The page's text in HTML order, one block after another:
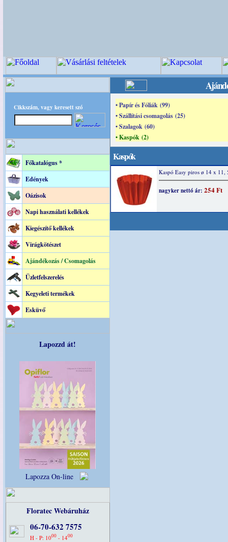
Cikkszám, vagy keresett szó
Főkatalógus *
Edények
Oázisok
Napi használati kellékek
Kiegészítő kellékek
Virágkötészet
Ajándékozás / Csomagolás
Üzletfelszerelés
Kegyeleti termékek
Esküvő
Lapozzd át!
Lapozza On-line
Floratec Webáruház
06-70-632 7575
H - P: 1000- 1400
• Papír és Fóliák (99)
• Szállítási csomagolás (25)
• Szalagok (60)
• Kaspók (2)
Kaspók
Kaspó Easy piros ø 14 x 11,
nagyker nettó ár: 254 Ft